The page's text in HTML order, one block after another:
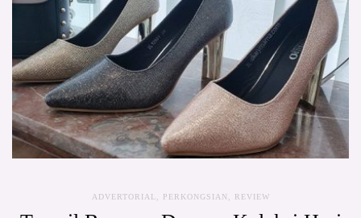
ADVERTORIAL PERKONGSIAN REVIEW